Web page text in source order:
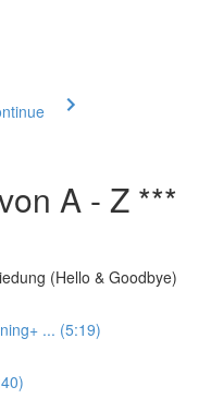
A - Z ***
(Hello & Goodbye)
... (5:19)